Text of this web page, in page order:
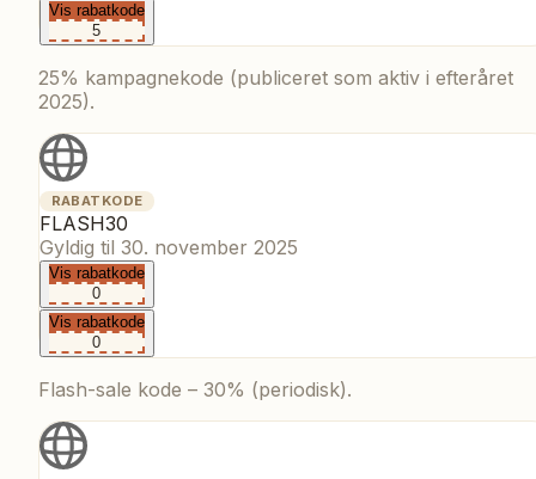
Vis rabatkode
5
25% kampagnekode (publiceret som aktiv i efteråret
2025).
RABATKODE
FLASH30
Gyldig til 30. november 2025
Vis rabatkode
0
Vis rabatkode
0
Flash-sale kode – 30% (periodisk).